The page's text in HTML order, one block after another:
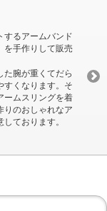
するアームバンド
を手作りして販売
た腕が重くてだら
すくなります。そ
ームスリングを着
りのおしゃれなア
ております。